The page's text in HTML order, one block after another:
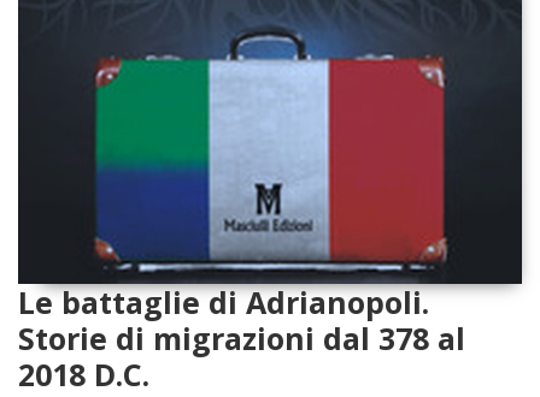
Le battaglie di Adrianopoli.
Storie di migrazioni dal 378 al
2018 D.C.